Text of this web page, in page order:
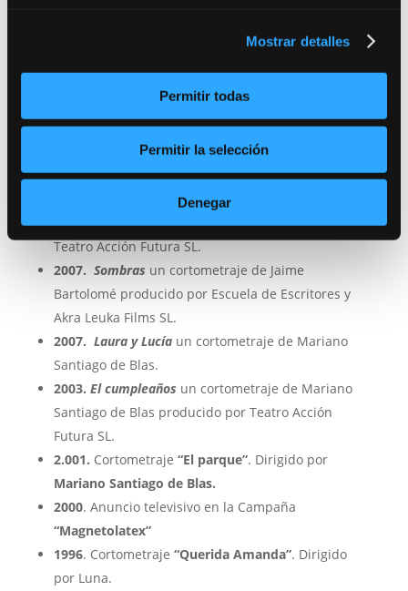
Mostrar detalles
Permitir todas
Permitir la selección
Denegar
Doblaje para la Serie “Corazón del Océano”.
Photosphere y J Bartolomé PC
2009. Regla de Tresun cortometraje de Jaime
Bartolomé producido por Escuela de Escritores y
Jbartolomé PC.
un largometraje de Jaime
Bartolomé producido por Akra Leuka Films SL y
Teatro Acción Futura SL.
2007. Sombras un cortometraje de Jaime
Bartolomé producido por Escuela de Escritores y
Akra Leuka Films SL.
2007. Laura y Lucía un cortometraje de Mariano
Santiago de Blas.
2003. El cumpleaños un cortometraje de Mariano
Santiago de Blas producido por Teatro Acción
Futura SL.
2.001. Cortometraje “El parque”. Dirigido por
Mariano Santiago de Blas.
2000. Anuncio televisivo en la Campaña
“Magnetolatex”
1996. Cortometraje “Querida Amanda”. Dirigido
por Luna.